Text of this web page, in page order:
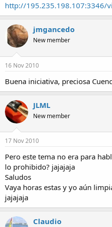
http://195.235.198.107:3346/
jmgancedo
New member
16 Nov 2010
Buena iniciativa, preciosa
JLML
New member
17 Nov 2010
Pero este tema no era para
lo prohibido? jajajaja
Saludos
Vaya horas estas y yo aún
jajajaja
Claudio